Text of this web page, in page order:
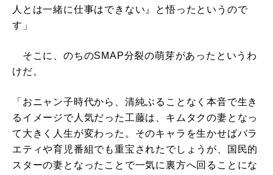
人とは一緒に仕事はできない』と悟ったというので
す」
そこに、のちのSMAP分裂の萌芽があったというわ
けだ。
「おニャン子時代から、清純ぶることなく本音で生き
るイメージで人気だった工藤は、キムタクの妻となっ
て大きく人生が変わった。そのキャラを生かせばバラ
エティや育児番組でも重宝されたでしょうが、国民的
スターの妻となったことで一気に裏方へ回ることにな